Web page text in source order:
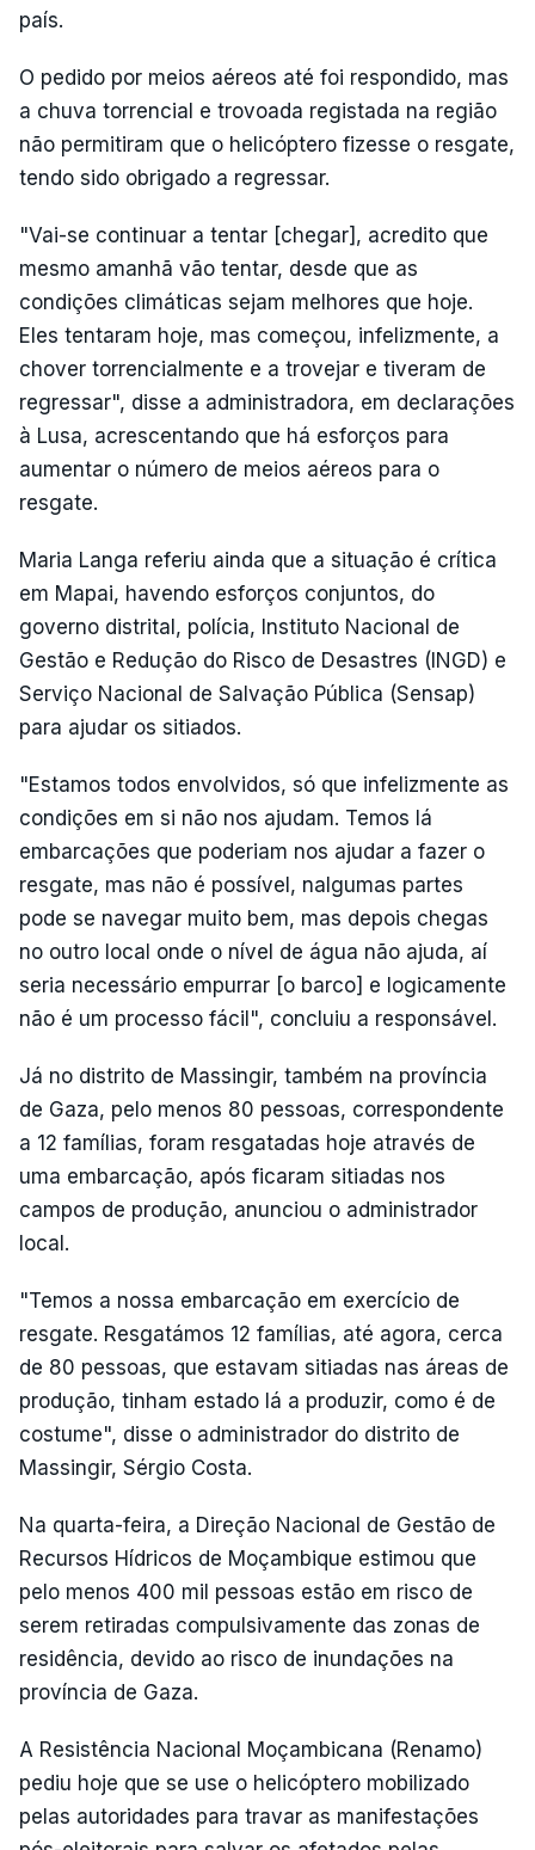
país.
O pedido por meios aéreos até foi respondido, mas
a chuva torrencial e trovoada registada na região
não permitiram que o helicóptero fizesse o resgate,
tendo sido obrigado a regressar.
"Vai-se continuar a tentar [chegar], acredito que
mesmo amanhã vão tentar, desde que as
condições climáticas sejam melhores que hoje.
Eles tentaram hoje, mas começou, infelizmente, a
chover torrencialmente e a trovejar e tiveram de
regressar", disse a administradora, em declarações
à Lusa, acrescentando que há esforços para
aumentar o número de meios aéreos para o
resgate.
Maria Langa referiu ainda que a situação é crítica
em Mapai, havendo esforços conjuntos, do
governo distrital, polícia, Instituto Nacional de
Gestão e Redução do Risco de Desastres (INGD) e
Serviço Nacional de Salvação Pública (Sensap)
para ajudar os sitiados.
"Estamos todos envolvidos, só que infelizmente as
condições em si não nos ajudam. Temos lá
embarcações que poderiam nos ajudar a fazer o
resgate, mas não é possível, nalgumas partes
pode se navegar muito bem, mas depois chegas
no outro local onde o nível de água não ajuda, aí
seria necessário empurrar [o barco] e logicamente
não é um processo fácil", concluiu a responsável.
Já no distrito de Massingir, também na província
de Gaza, pelo menos 80 pessoas, correspondente
a 12 famílias, foram resgatadas hoje através de
uma embarcação, após ficaram sitiadas nos
campos de produção, anunciou o administrador
local.
"Temos a nossa embarcação em exercício de
resgate. Resgatámos 12 famílias, até agora, cerca
de 80 pessoas, que estavam sitiadas nas áreas de
produção, tinham estado lá a produzir, como é de
costume", disse o administrador do distrito de
Massingir, Sérgio Costa.
Na quarta-feira, a Direção Nacional de Gestão de
Recursos Hídricos de Moçambique estimou que
pelo menos 400 mil pessoas estão em risco de
serem retiradas compulsivamente das zonas de
residência, devido ao risco de inundações na
província de Gaza.
A Resistência Nacional Moçambicana (Renamo)
pediu hoje que se use o helicóptero mobilizado
pelas autoridades para travar as manifestações